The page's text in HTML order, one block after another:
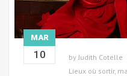
MAR
10 by Judith Cotelle
Lieux où sortir,